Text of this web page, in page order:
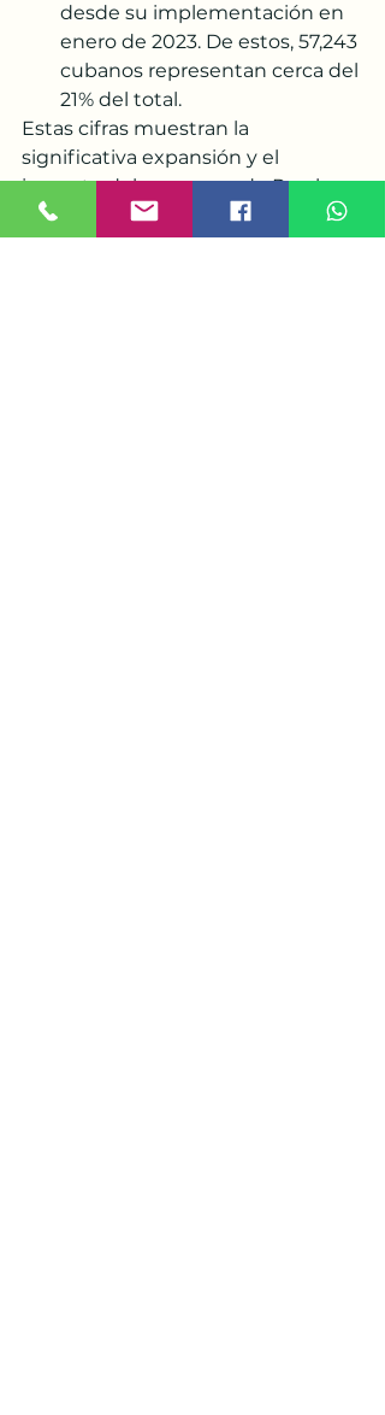
desde su implementación en
enero de 2023. De estos, 57,243
cubanos representan cerca del
21% del total​​​​.
Estas cifras muestran la
significativa expansión y el
impacto del programa de Parole
Humanitario, especialmente para
los ciudadanos de Cuba, pero